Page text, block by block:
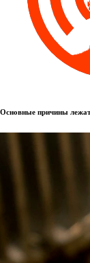
Основные причины